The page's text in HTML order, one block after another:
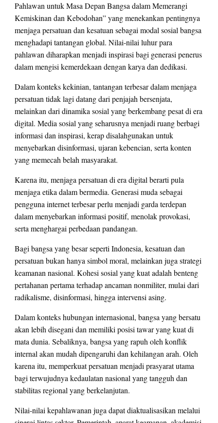
Pahlawan untuk Masa Depan Bangsa dalam Memerangi
Kemiskinan dan Kebodohan” yang menekankan pentingnya
menjaga persatuan dan kesatuan sebagai modal sosial bangsa
menghadapi tantangan global. Nilai-nilai luhur para
pahlawan diharapkan menjadi inspirasi bagi generasi penerus
dalam mengisi kemerdekaan dengan karya dan dedikasi.
Dalam konteks kekinian, tantangan terbesar dalam menjaga
persatuan tidak lagi datang dari penjajah bersenjata,
melainkan dari dinamika sosial yang berkembang pesat di era
digital. Media sosial yang seharusnya menjadi ruang berbagi
informasi dan inspirasi, kerap disalahgunakan untuk
menyebarkan disinformasi, ujaran kebencian, serta konten
yang memecah belah masyarakat.
Karena itu, menjaga persatuan di era digital berarti pula
menjaga etika dalam bermedia. Generasi muda sebagai
pengguna internet terbesar perlu menjadi garda terdepan
dalam menyebarkan informasi positif, menolak provokasi,
serta menghargai perbedaan pandangan.
Bagi bangsa yang besar seperti Indonesia, kesatuan dan
persatuan bukan hanya simbol moral, melainkan juga strategi
keamanan nasional. Kohesi sosial yang kuat adalah benteng
pertahanan pertama terhadap ancaman nonmiliter, mulai dari
radikalisme, disinformasi, hingga intervensi asing.
Dalam konteks hubungan internasional, bangsa yang bersatu
akan lebih disegani dan memiliki posisi tawar yang kuat di
mata dunia. Sebaliknya, bangsa yang rapuh oleh konflik
internal akan mudah dipengaruhi dan kehilangan arah. Oleh
karena itu, memperkuat persatuan menjadi prasyarat utama
bagi terwujudnya kedaulatan nasional yang tangguh dan
stabilitas regional yang berkelanjutan.
Nilai-nilai kepahlawanan juga dapat diaktualisasikan melalui